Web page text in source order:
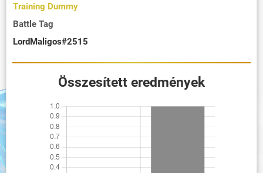
Training Dummy
Battle Tag
LordMaligos#2515
Összesített eredmények